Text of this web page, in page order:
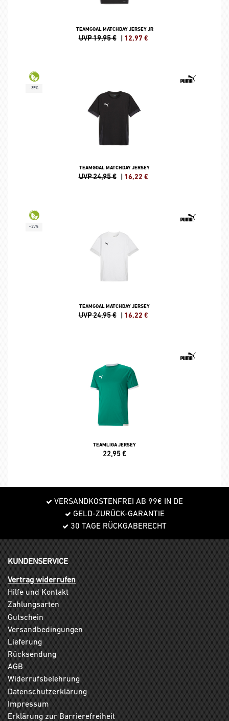
TEAMGOAL MATCHDAY JERSEY JR
UVP 19,95 € | 12,97 €
-35%
TEAMGOAL MATCHDAY JERSEY
UVP 24,95 € | 16,22 €
-35%
TEAMGOAL MATCHDAY JERSEY
UVP 24,95 € | 16,22 €
TEAMLIGA JERSEY
22,95€
VERSANDKOSTENFREI AB 99€ IN DE
GELD-ZURÜCK-GARANTIE
30 TAGE RÜCKGABERECHT
KUNDENSERVICE
Vertrag widerrufen
Hilfe und Kontakt
Zahlungsarten
Gutschein
Versandbedingungen
Lieferung
Rücksendung
AGB
Widerrufsbelehrung
Datenschutzerklärung
Impressum
Erklärung zur Barrierefreiheit